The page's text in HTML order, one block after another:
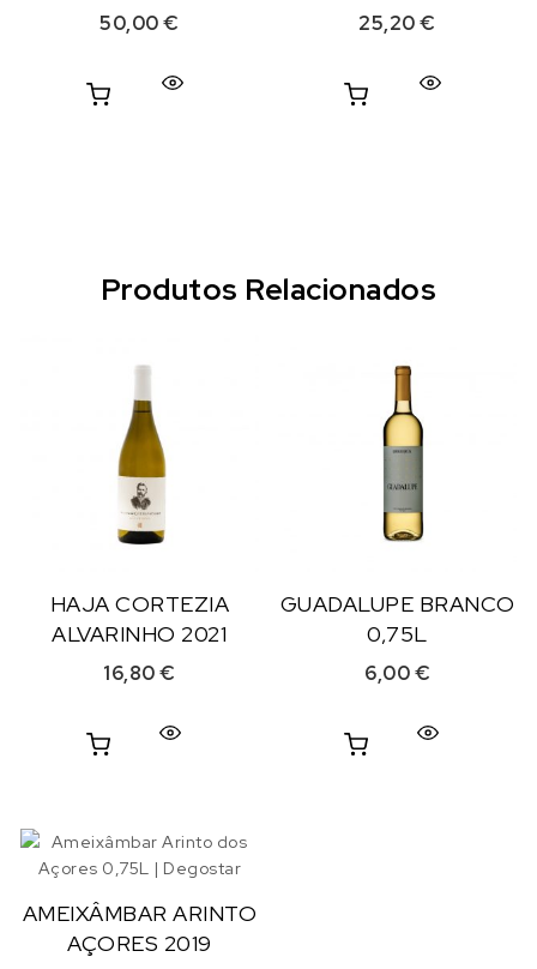
50,00€ 25,20€
Produtos Relacionados
HAJA CORTEZIA
ALVARINHO 2021
16,80€
GUADALUPE BRANCO
0,75L
6,00€
AMEIXÂMBAR ARINTO
AÇORES 2019